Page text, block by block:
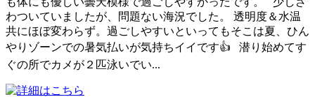
わついていましたが、問題ない海況でした。 透明度＆水温
共にほぼ変わらず。過ごしやすいといってもそこは夏、ひん
やりゾーンでの暑気払いが気持ちイイです👍 潜り始めてす
ぐの所でカメが２匹泳いでい...